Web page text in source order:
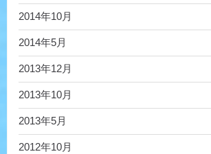
2014年10月
2014年5月
2013年12月
2013年10月
2013年5月
2012年10月